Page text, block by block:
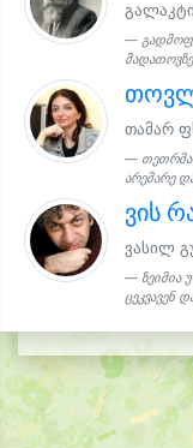
თამარ
არემარე
ვის
ვასილ
ზეიმია
ცეკვავენ